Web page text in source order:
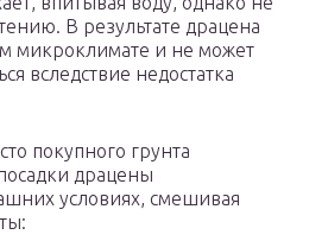
В результате драцена
микроклимате и не может
вследствие недостатка
покупного грунта
драцены
условиях, смешивая